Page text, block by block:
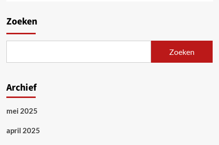
Zoeken
Zoeken
Archief
mei 2025
april 2025